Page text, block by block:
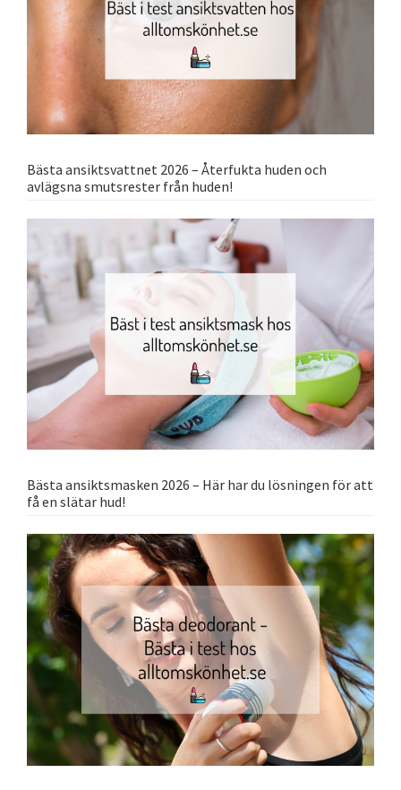
Bästa ansiktsvattnet 2026 – Återfukta huden och
avlägsna smutsrester från huden!
Bästa ansiktsmasken 2026 – Här har du lösningen för att
få en slätar hud!